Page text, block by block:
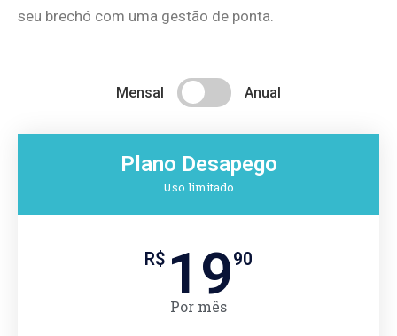
seu brechó com uma gestão de ponta.
Mensal Anual
Plano Desapego
Uso limitado
R$ 1990
Por mês